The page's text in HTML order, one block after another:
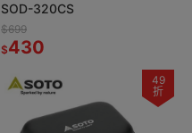
SOD-320CS
$699
$430
49
折